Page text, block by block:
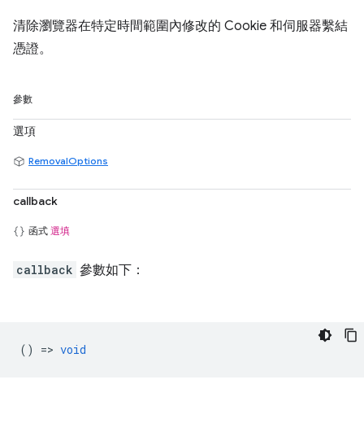
清除瀏覽器在特定時間範圍內修改的 Cookie 和伺服器繫結
憑證。
參數
選項
RemovalOptions
callback
函式 選填
callback 參數如下：
() => void